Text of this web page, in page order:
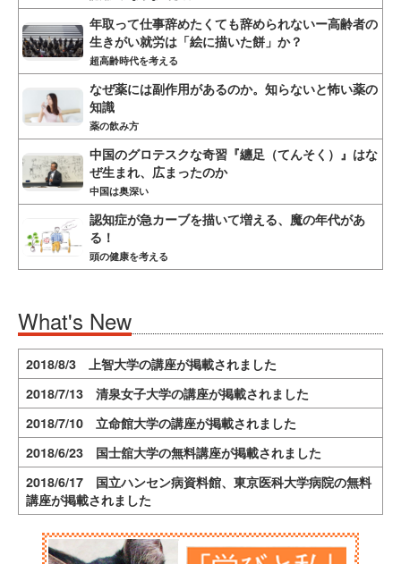
年取って仕事辞めたくても辞められないー高齢者の
生きがい就労は「絵に描いた餅」か？
超高齢時代を考える
なぜ薬には副作用があるのか。知らないと怖い薬の
知識
薬の飲み方
中国のグロテスクな奇習『纏足（てんそく）』はな
ぜ生まれ、広まったのか
中国は奥深い
認知症が急カーブを描いて増える、魔の年代があ
る！
頭の健康を考える
What's New
2018/8/3 上智大学の講座が掲載されました
2018/7/13 清泉女子大学の講座が掲載されました
2018/7/10 立命館大学の講座が掲載されました
2018/6/23 国士舘大学の無料講座が掲載されました
2018/6/17 国立ハンセン病資料館、東京医科大学病院の無料
講座が掲載されました